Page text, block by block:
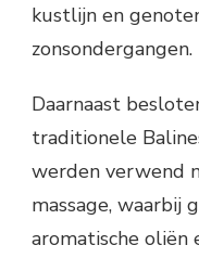
kustlijn en
zonsondergangen.
Daarnaast
traditionele
werden verwend
massage, waarbij
aromatische oliën